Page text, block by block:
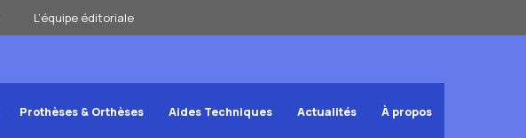
L’équipe éditoriale
Prothèses & Orthèses Aides Techniques Actualités À propos